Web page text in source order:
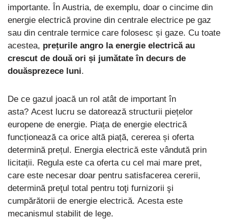
importante. În Austria, de exemplu, doar o cincime din
energie electrică provine din centrale electrice pe gaz
sau din centrale termice care folosesc și gaze. Cu toate
acestea, prețurile angro la energie electrică au
crescut de două ori și jumătate în decurs de
douăsprezece luni.
De ce gazul joacă un rol atât de important în
asta? Acest lucru se datorează structurii piețelor
europene de energie. Piața de energie electrică
funcționează ca orice altă piață, cererea și oferta
determină prețul. Energia electrică este vândută prin
licitații. Regula este ca oferta cu cel mai mare pret,
care este necesar doar pentru satisfacerea cererii,
determină preţul total pentru toţi furnizorii şi
cumpărătorii de energie electrică. Acesta este
mecanismul stabilit de lege.